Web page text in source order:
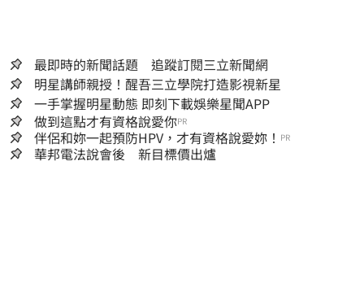
最即時的新聞話題 追蹤訂閱三立新聞網
明星講師親授！醒吾三立學院打造影視新星
一手掌握明星動態 即刻下載娛樂星聞APP
做到這點才有資格說愛你PR
伴侶和妳一起預防HPV，才有資格說愛妳！ PR
華邦電法說會後 新目標價出爐